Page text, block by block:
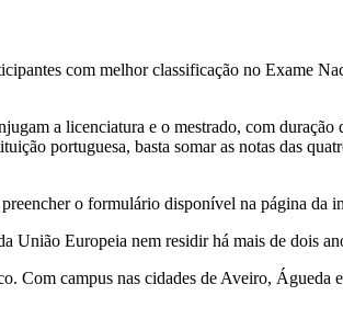
com melhor classificação no Exame
a licenciatura e o mestrado, com duração
portuguesa, basta somar as notas das
o formulário disponível na página da
União Europeia nem residir há mais de dois
campus nas cidades de Aveiro, Águeda